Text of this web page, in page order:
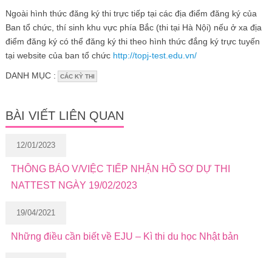
Ngoài hình thức đăng ký thi trực tiếp tại các địa điểm đăng ký của
Ban tổ chức, thí sinh khu vực phía Bắc (thi tại Hà Nội) nếu ở xa địa
điểm đăng ký có thể đăng ký thi theo hình thức đắng ký trực tuyến
tại website của ban tổ chức http://topj-test.edu.vn/
DANH MỤC : CÁC KỲ THI
BÀI VIẾT LIÊN QUAN
12/01/2023
THÔNG BÁO V/VIỆC TIẾP NHẬN HỒ SƠ DỰ THI
NATTEST NGÀY 19/02/2023
19/04/2021
Những điều cần biết về EJU – Kì thi du học Nhật bản